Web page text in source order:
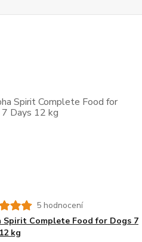
5 hodnocení
Spirit Complete Food for Dogs 7
kg